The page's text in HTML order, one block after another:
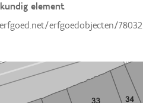
element
erfgoedobjecten/78032